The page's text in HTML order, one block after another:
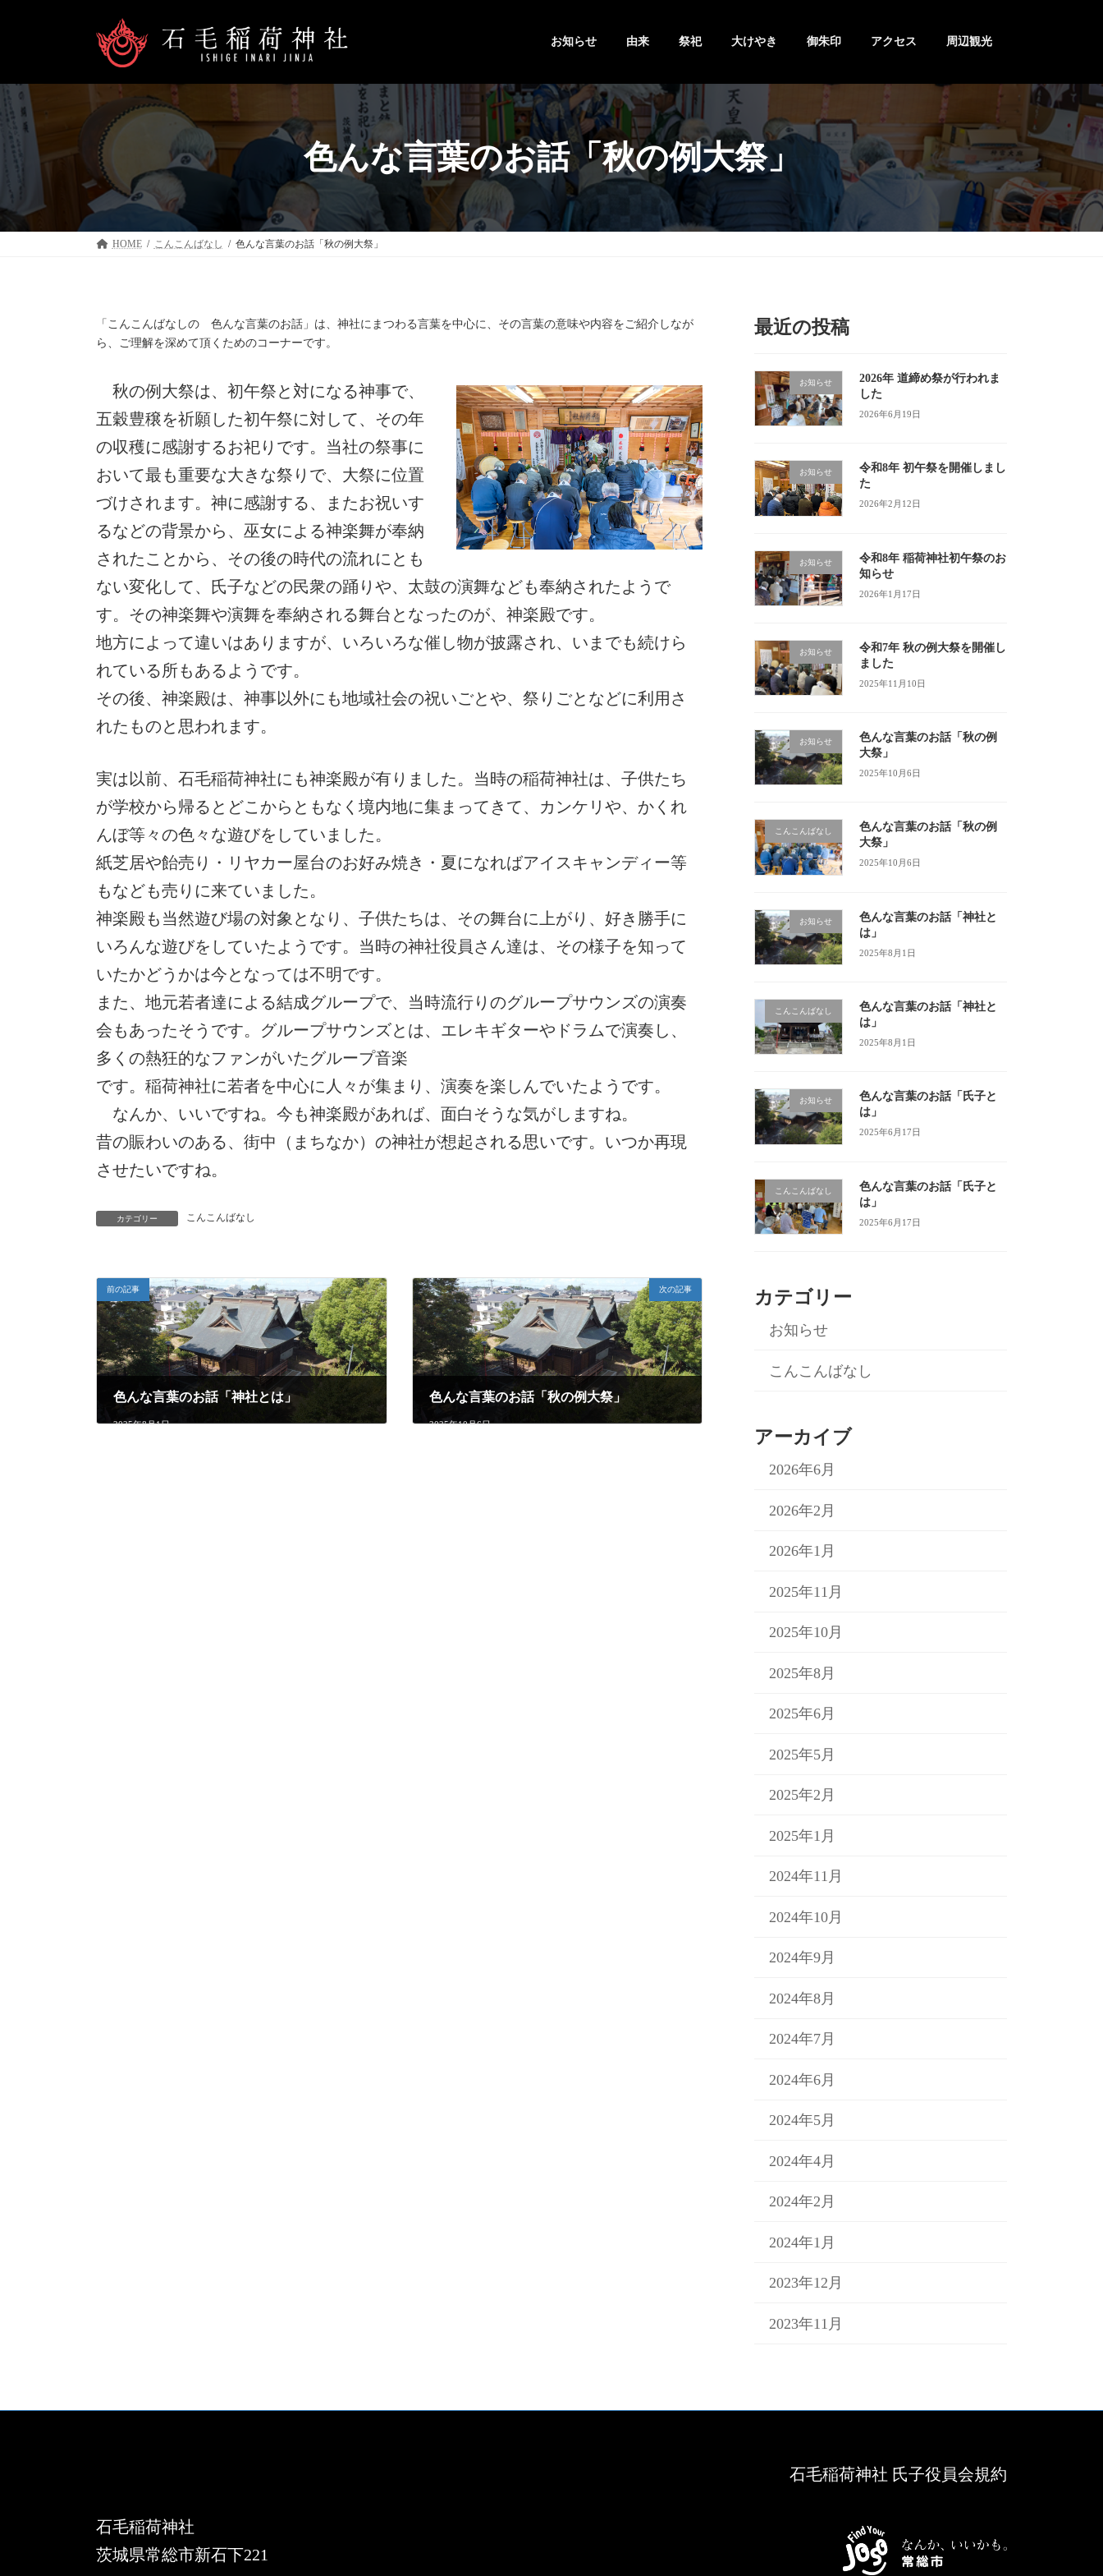
へ
ス
キ
ッ
プ
ョ
ン
に
移
動
お知らせ 由来 祭祀 大けやき 御朱印 アクセス 周辺観光
色んな言葉のお話「秋の例大祭」
HOME こんこんばなし 色んな言葉のお話「秋の例大祭」
「こんこんばなしの 色んな言葉のお話」は、神社にまつわる言葉を中心に、その言葉の意味や内容をご紹介しなが
ら、ご理解を深めて頂くためのコーナーです。
秋の例大祭は、初午祭と対になる神事で、
五穀豊穣を祈願した初午祭に対して、その年
の収穫に感謝するお祀りです。当社の祭事に
おいて最も重要な大きな祭りで、大祭に位置
づけされます。神に感謝する、またお祝いす
るなどの背景から、巫女による神楽舞が奉納
されたことから、その後の時代の流れにとも
ない変化して、氏子などの民衆の踊りや、太鼓の演舞なども奉納されたようで
す。その神楽舞や演舞を奉納される舞台となったのが、神楽殿です。
地方によって違いはありますが、いろいろな催し物が披露され、いまでも続けら
れている所もあるようです。
その後、神楽殿は、神事以外にも地域社会の祝いごとや、祭りごとなどに利用さ
れたものと思われます。
実は以前、石毛稲荷神社にも神楽殿が有りました。当時の稲荷神社は、子供たち
が学校から帰るとどこからともなく境内地に集まってきて、カンケリや、かくれ
んぼ等々の色々な遊びをしていました。
紙芝居や飴売り・リヤカー屋台のお好み焼き・夏になればアイスキャンディー等
もなども売りに来ていました。
神楽殿も当然遊び場の対象となり、子供たちは、その舞台に上がり、好き勝手に
いろんな遊びをしていたようです。当時の神社役員さん達は、その様子を知って
いたかどうかは今となっては不明です。
また、地元若者達による結成グループで、当時流行りのグループサウンズの演奏
会もあったそうです。グループサウンズとは、エレキギターやドラムで演奏し、
多くの熱狂的なファンがいたグループ音楽
です。稲荷神社に若者を中心に人々が集まり、演奏を楽しんでいたようです。
なんか、いいですね。今も神楽殿があれば、面白そうな気がしますね。
昔の賑わいのある、街中（まちなか）の神社が想起される思いです。いつか再現
させたいですね。
カテゴリー こんこんばなし
前の記事
色んな言葉のお話「神社とは」
2025年8月1日
次の記事
色んな言葉のお話「秋の例大祭」
2025年10月6日
最近の投稿
お知らせ
2026年 道締め祭が行われま
した
2026年6月19日
お知らせ
令和8年 初午祭を開催しまし
た
2026年2月12日
お知らせ
令和8年 稲荷神社初午祭のお
知らせ
2026年1月17日
お知らせ
令和7年 秋の例大祭を開催し
ました
2025年11月10日
お知らせ
色んな言葉のお話「秋の例
大祭」
2025年10月6日
こんこんばなし
色んな言葉のお話「秋の例
大祭」
2025年10月6日
お知らせ
色んな言葉のお話「神社と
は」
2025年8月1日
こんこんばなし
色んな言葉のお話「神社と
は」
2025年8月1日
お知らせ
色んな言葉のお話「氏子と
は」
2025年6月17日
こんこんばなし
色んな言葉のお話「氏子と
は」
2025年6月17日
カテゴリー
お知らせ
こんこんばなし
アーカイブ
2026年6月
2026年2月
2026年1月
2025年11月
2025年10月
2025年8月
2025年6月
2025年5月
2025年2月
2025年1月
2024年11月
2024年10月
2024年9月
2024年8月
2024年7月
2024年6月
2024年5月
2024年4月
2024年2月
2024年1月
2023年12月
2023年11月
石毛稲荷神社
茨城県常総市新石下221
石毛稲荷神社 氏子役員会規約